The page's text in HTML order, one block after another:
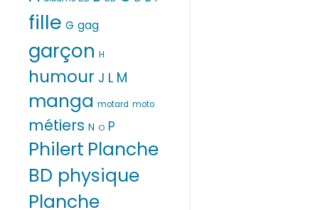
fille G gag
garçon H
humour J L M
manga motard moto
métiers N O P
Philert Planche
BD physique
Planche